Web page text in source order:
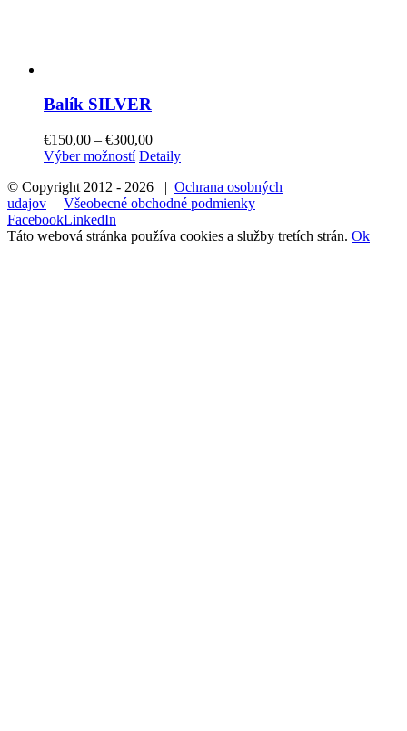
Balík SILVER
€150,00 – €300,00
Výber možností Detaily
© Copyright 2012 - 2026 | Ochrana osobných
udajov | Všeobecné obchodné podmienky
FacebookLinkedIn
Táto webová stránka používa cookies a služby tretích strán. Ok